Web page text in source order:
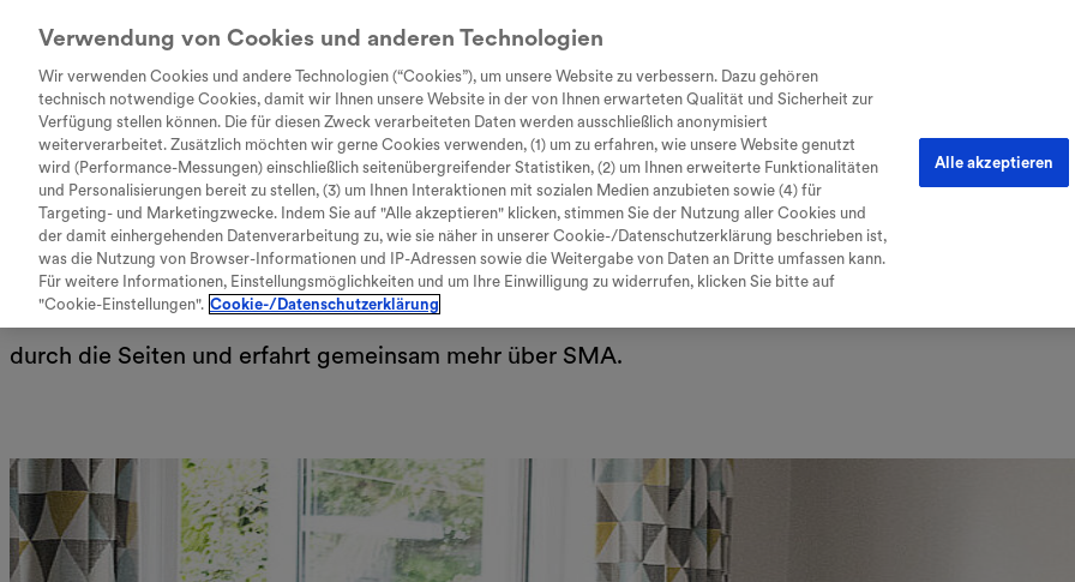
Tastaturkürzel zur Bedienung der
Seite
Zum Inhalt
Nach oben springen
Verzeichnis öffnen
Every Day UnstoppableDiagnoseTherapie & Behandlung
search
Für Kinder und Eltern
Hier findet Ihr Informationen um die Spinale Muskelatrophie (SMA): Während Eltern mehr
entdecken Kinder auf anschauliche und kindgerechte Weise, was im Körper passiert und wie
durch die Seiten und erfahrt gemeinsam mehr über SMA.
Verwendung von Cookies und anderen Technologien
Wir verwenden Cookies und andere Technologien (“Cookies”), um unsere Website zu verbessern. Dazu gehören
technisch notwendige Cookies, damit wir Ihnen unsere Website in der von Ihnen erwarteten Qualität und Sicherheit zur
Verfügung stellen können. Die für diesen Zweck verarbeiteten Daten werden ausschließlich anonymisiert
weiterverarbeitet. Zusätzlich möchten wir gerne Cookies verwenden, (1) um zu erfahren, wie unsere Website genutzt
wird (Performance-Messungen) einschließlich seitenübergreifender Statistiken, (2) um Ihnen erweiterte Funktionalitäten
und Personalisierungen bereit zu stellen, (3) um Ihnen Interaktionen mit sozialen Medien anzubieten sowie (4) für
Targeting- und Marketingzwecke. Indem Sie auf "Alle akzeptieren" klicken, stimmen Sie der Nutzung aller Cookies und
der damit einhergehenden Datenverarbeitung zu, wie sie näher in unserer Cookie-/Datenschutzerklärung beschrieben ist,
was die Nutzung von Browser-Informationen und IP-Adressen sowie die Weitergabe von Daten an Dritte umfassen kann.
Für weitere Informationen, Einstellungsmöglichkeiten und um Ihre Einwilligung zu widerrufen, klicken Sie bitte auf
"Cookie-Einstellungen". Cookie-/Datenschutzerklärung
Alle akzeptieren